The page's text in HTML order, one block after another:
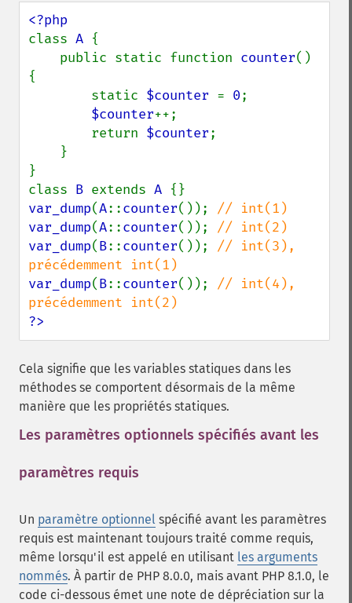
class A {
    public static function
counter()
{
        static
$counter = 0;
$counter++;
        return
$counter;
}
class B extends A
var_dump(A::counter());
var_dump(A::counter());
var_dump(B::counter()); // int(3),
var_dump(B::counter()); // int(4),
?>
Cela signifie que les variables statiques dans les
méthodes se comportent désormais de la même
manière que les propriétés statiques.
Les paramètres optionnels spécifiés avant les
paramètres requis
Un paramètre optionnel spécifié avant les paramètres
requis est maintenant toujours traité comme requis,
même lorsqu'il est appelé en utilisant les arguments
nommés. À partir de PHP 8.0.0, mais avant PHP 8.1.0, le
code ci-dessous émet une note de dépréciation sur la